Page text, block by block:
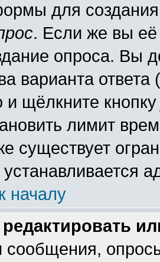
для
. Если же вы её
опроса. Вы
варианта ответа
и щёлкните
лимит
существует
устанавливается
началу
редактировать
сообщения,